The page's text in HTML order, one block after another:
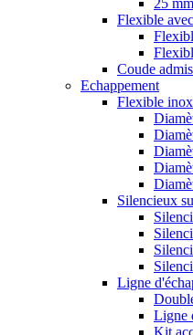
25 mm
Flexible
Coude
Echappement
Flexible inox
Silencieux
Ligne
Ligne
Kit